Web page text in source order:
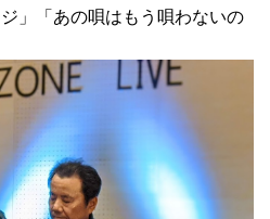
」「あの唄はもう唄わないの